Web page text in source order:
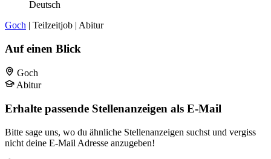
Deutsch
Goch | Teilzeitjob | Abitur
Auf einen Blick
Goch
Abitur
Erhalte passende Stellenanzeigen als E-Mail
Bitte sage uns, wo du ähnliche Stellenanzeigen suchst und vergiss
nicht deine E-Mail Adresse anzugeben!